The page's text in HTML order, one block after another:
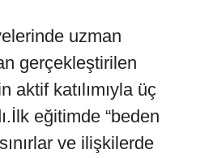
uzman
gerçekleştirilen
aktif katılımıyla üç
eğitimde “beden
ve ilişkilerde